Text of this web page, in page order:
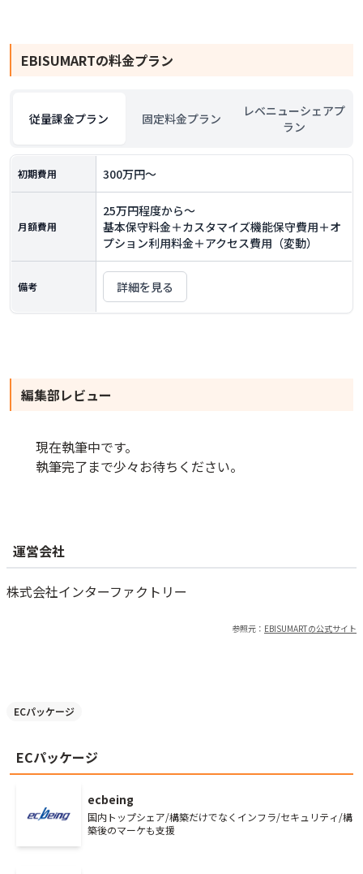
EBISUMARTの料金プラン
従量課金プラン 固定料金プラン
レベニューシェアプ
ラン
初期費用 300万円～
月額費用
25万円程度から～
基本保守料金＋カスタマイズ機能保守費用＋オ
プション利用料金＋アクセス費用（変動）
備考 詳細を見る
するプラン
編集部レビュー
現在執筆中です。
執筆完了まで少々お待ちください。
運営会社
株式会社インターファクトリー
参照元： EBISUMARTの公式サイト
ECパッケージ
ECパッケージ
ecbeing
国内トップシェア/構築だけでなくインフラ/セキュリティ/構
築後のマーケも支援